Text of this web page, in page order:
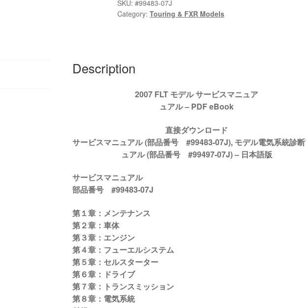
サ
ー
ニ
SKU:#99483-07J
Category:Touring & FXR Models
Description
2007 FLT モデル サービスマニュア
ュアル – PDF eBook
直接ダウンロード
サービスマニュアル (部品番号 #99483-07J), モデル電気系統診
ュアル (部品番号 #99497-07J) – 日本語版
サービスマニュアル
部品番号 #99483-07J
第１章：メンテナンス
第２章：車体
第３章：エンジン
第４章：フューエルシステム
第５章：セルスターター
第６章：ドライブ
第７章：トランスミッション
第８章：電気系統